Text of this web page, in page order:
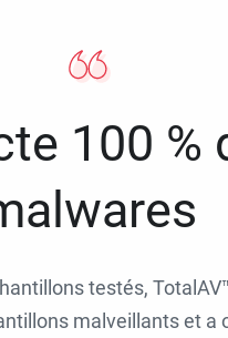
100 %
testés,
malveillants et a